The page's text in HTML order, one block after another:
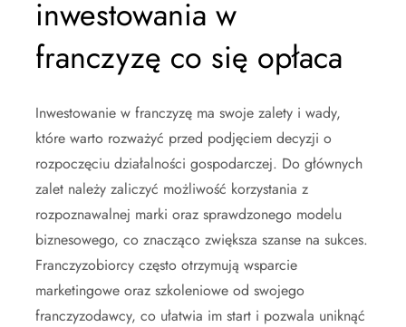
inwestowania w
franczyzę co się opłaca
Inwestowanie w franczyzę ma swoje zalety i wady,
które warto rozważyć przed podjęciem decyzji o
rozpoczęciu działalności gospodarczej. Do głównych
zalet należy zaliczyć możliwość korzystania z
rozpoznawalnej marki oraz sprawdzonego modelu
biznesowego, co znacząco zwiększa szanse na sukces.
Franczyzobiorcy często otrzymują wsparcie
marketingowe oraz szkoleniowe od swojego
franczyzodawcy, co ułatwia im start i pozwala uniknąć